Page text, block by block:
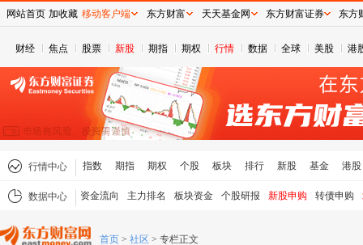
财经 焦点 股票 新股 期指 期权 行情 数据 全球 美股 港
行情中心 指数 期指 期权 个股 板块 排行 新股 基金 港股
数据中心 资金流向 主力排名 板块资金 个股研报 新股申购 转债申购
首页 > 社区 > 专栏正文
网站首页 加收藏 移动客户端 东方财富 天天基金网 东方财富证券 东方